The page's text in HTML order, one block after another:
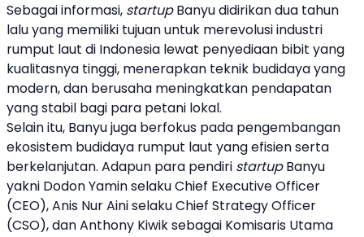
Sebagai informasi, startup Banyudidirikan dua tahun
lalu yang memiliki tujuan untuk merevolusi industri
rumput laut di Indonesia lewat penyediaan bibit yang
kualitasnya tinggi, menerapkan teknik budidaya yang
modern, dan berusaha meningkatkan pendapatan
yang stabil bagi para petani lokal.
Selain itu, Banyujuga berfokus pada pengembangan
ekosistem budidaya rumput laut yang efisien serta
berkelanjutan. Adapun para pendiri startup Banyu
yakni Dodon Yamin selaku Chief Executive Officer
(CEO), Anis Nur Aini selaku Chief Strategy Officer
(CSO), dan Anthony Kiwik sebagai Komisaris Utama